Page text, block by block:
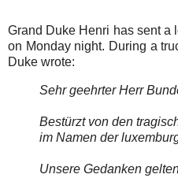
Grand Duke Henri has sent a
on Monday night. During a
Duke wrote:
Sehr geehrter Herr
Bestürzt von den
im Namen der
Unsere Gedanken